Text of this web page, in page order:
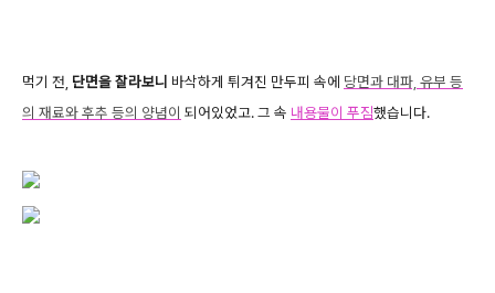
먹기 전, 단면을 잘라보니 바삭하게 튀겨진 만두피 속에 당면과 대파, 유부 등
의 재료와 후추 등의 양념이 되어있었고. 그 속 내용물이 푸짐했습니다.